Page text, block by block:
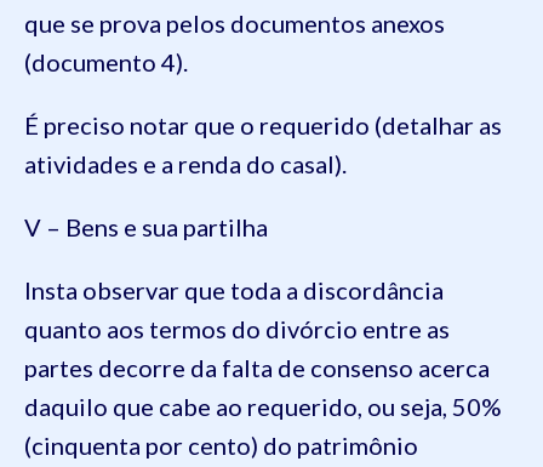
que se prova pelos documentos anexos
(documento 4).
É preciso notar que o requerido (detalhar as
atividades e a renda do casal).
V – Bens e sua partilha
Insta observar que toda a discordância
quanto aos termos do divórcio entre as
partes decorre da falta de consenso acerca
daquilo que cabe ao requerido, ou seja, 50%
(cinquenta por cento) do patrimônio